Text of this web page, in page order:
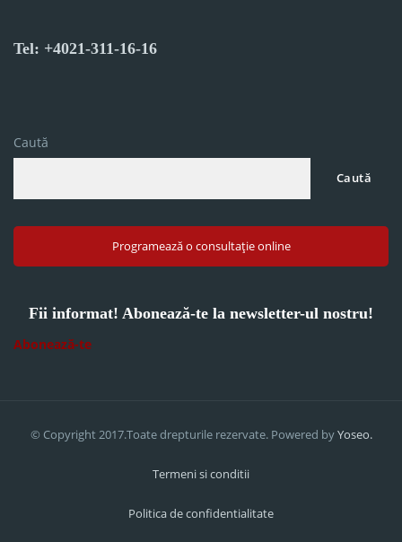
Tel: +4021-311-16-16
Caută
Caută
Programează o consultație online
Fii informat! Abonează-te la newsletter-ul nostru!
Abonează-te
© Copyright 2017.Toate drepturile rezervate. Powered byYoseo.
Termeni si conditii
Politica de confidentialitate